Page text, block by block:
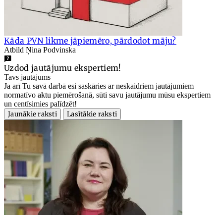
Kāda PVN likme jāpiemēro, pārdodot māju?
Atbild Ņina Podvinska
Uzdod jautājumu ekspertiem!
Tavs jautājums
Ja arī Tu savā darbā esi saskāries ar neskaidriem jautājumiem
normatīvo aktu piemērošanā, sūti savu jautājumu mūsu ekspertiem
un centīsimies palīdzēt!
Jaunākie raksti
Lasītākie raksti